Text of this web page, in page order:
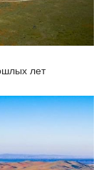
лет